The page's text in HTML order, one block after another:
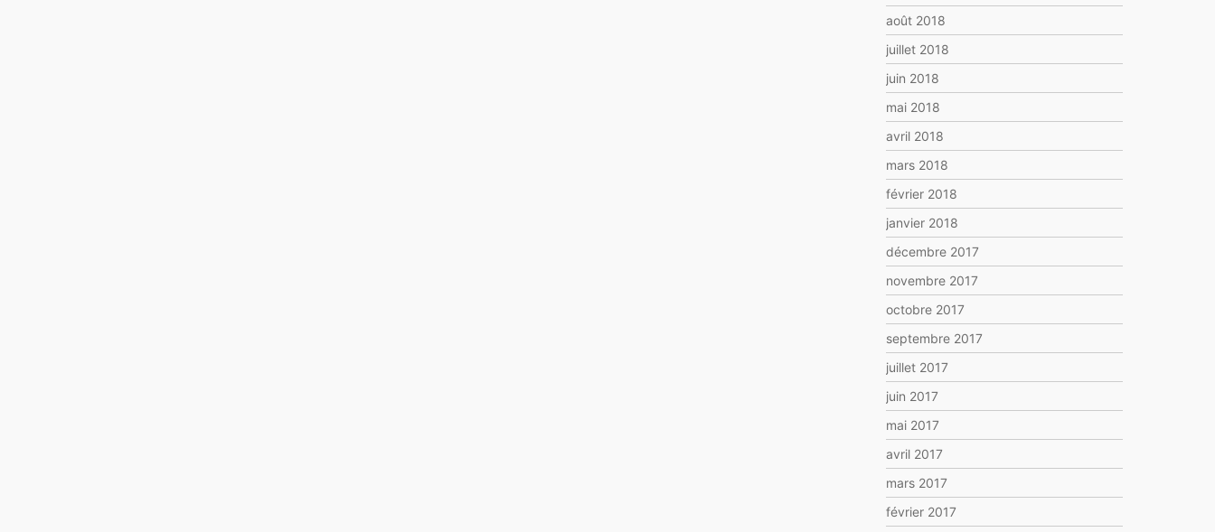
août 2018
juillet 2018
juin 2018
mai 2018
avril 2018
mars 2018
février 2018
janvier 2018
décembre 2017
novembre 2017
octobre 2017
septembre 2017
juillet 2017
juin 2017
mai 2017
avril 2017
mars 2017
février 2017